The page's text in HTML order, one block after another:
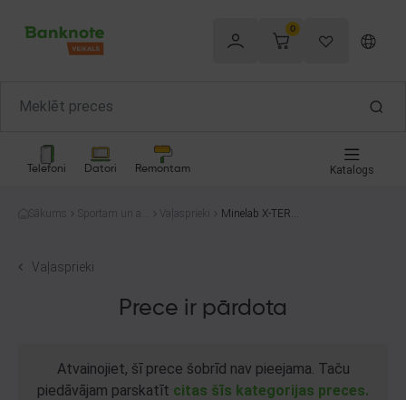
0
Telefoni Datori Remontam Katalogs
Sākums
Sportam un at
Vaļasprieki
Minelab X-TERR
Vaļasprieki
Prece ir pārdota
Atvainojiet, šī prece šobrīd nav pieejama. Taču
piedāvājam parskatīt citas šīs kategorijas preces.